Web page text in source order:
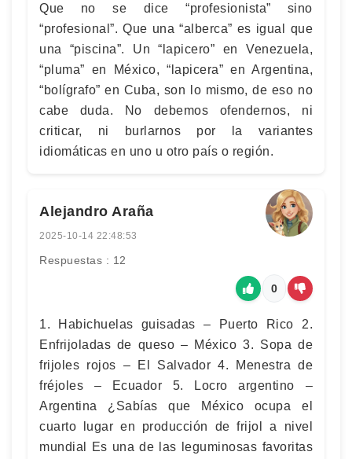
Que no se dice “profesionista” sino
“profesional”. Que una “alberca” es igual que
una “piscina”. Un “lapicero” en Venezuela,
“pluma” en México, “lapicera” en Argentina,
“bolígrafo” en Cuba, son lo mismo, de eso no
cabe duda. No debemos ofendernos, ni
criticar, ni burlarnos por la variantes
idiomáticas en uno u otro país o región.
Alejandro Araña
2025-10-14 22:48:53
Respuestas : 12
0
1. Habichuelas guisadas – Puerto Rico 2.
Enfrijoladas de queso – México 3. Sopa de
frijoles rojos – El Salvador 4. Menestra de
fréjoles – Ecuador 5. Locro argentino –
Argentina ¿Sabías que México ocupa el
cuarto lugar en producción de frijol a nivel
mundial Es una de las leguminosas favoritas